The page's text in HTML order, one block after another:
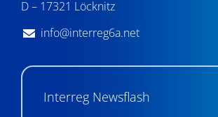
D – 17321 Löcknitz
info@interreg6a.net
Interreg Newsflash